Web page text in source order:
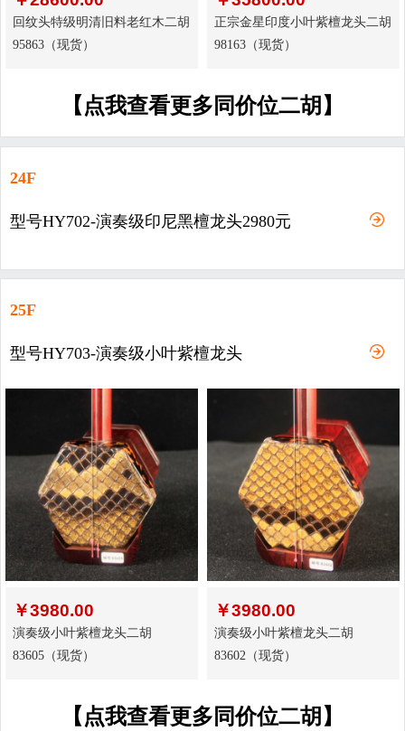
回纹头特级明清旧料老红木二胡
95863（现货）
正宗金星印度小叶紫檀龙头二胡
98163（现货）
【点我查看更多同价位二胡】
24F
型号HY702-演奏级印尼黑檀龙头2980元
25F
型号HY703-演奏级小叶紫檀龙头
￥3980.00
演奏级小叶紫檀龙头二胡
83605（现货）
￥3980.00
演奏级小叶紫檀龙头二胡
83602（现货）
【点我查看更多同价位二胡】